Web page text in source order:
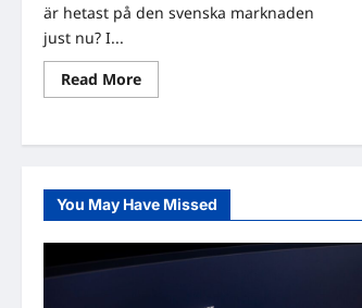
är hetast på den svenska marknaden
just nu? I...
Read MoreRead
more
Sverige
–
3
jämförda
You May Have Missed